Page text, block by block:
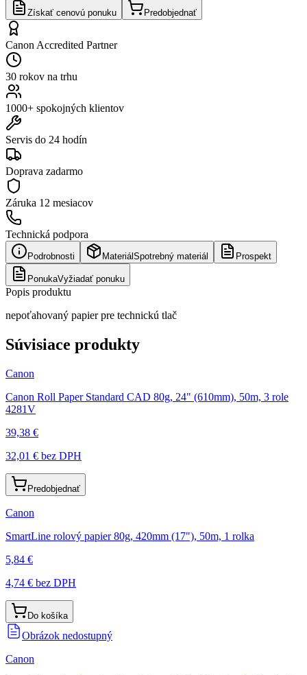
Získať cenovú ponuku Predobjednať
Canon Accredited Partner
30 rokov na trhu
1000+ spokojných klientov
Servis do 24 hodín
Doprava zadarmo
Záruka 12 mesiacov
Technická podpora
Podrobnosti Materiál Spotrebný materiál Prospekt
PonukaVyžiadať ponuku
Popis produktu
nepoťahovaný papier pre technickú tlač
Súvisiace produkty
Canon
Canon Roll Paper Standard CAD 80g, 24" (610mm), 50m, 3 role
4281V
39,38 €
32,01 € bez DPH
Predobjednať
Canon
SmartLine rolový papier 80g, 420mm (17"), 50m, 1 rolka
5,84 €
4,74 € bez DPH
Do košíka
Obrázok nedostupný
Canon